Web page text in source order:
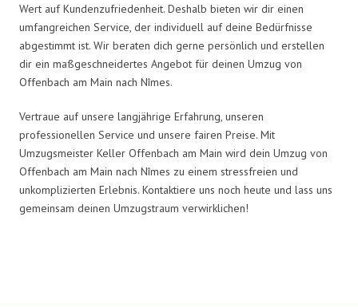
Wert auf Kundenzufriedenheit. Deshalb bieten wir dir einen
umfangreichen Service, der individuell auf deine Bedürfnisse
abgestimmt ist. Wir beraten dich gerne persönlich und erstellen
dir ein maßgeschneidertes Angebot für deinen Umzug von
Offenbach am Main nach Nîmes.
Vertraue auf unsere langjährige Erfahrung, unseren
professionellen Service und unsere fairen Preise. Mit
Umzugsmeister Keller Offenbach am Main wird dein Umzug von
Offenbach am Main nach Nîmes zu einem stressfreien und
unkomplizierten Erlebnis. Kontaktiere uns noch heute und lass uns
gemeinsam deinen Umzugstraum verwirklichen!